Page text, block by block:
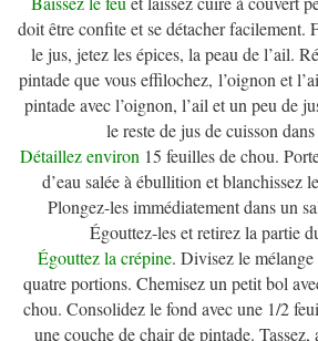
doit être confite et se détacher facilement.
le jus, jetez les épices, la peau de l’ail.
pintade que vous effilochez, l’oignon et
pintade avec l’oignon, l’ail et un peu de
le reste de jus de cuisson
Détaillez environ 15 feuilles de chou.
d’eau salée à ébullition et blanchissez
Plongez-les immédiatement dans un
Égouttez-les et retirez la partie
Égouttez la crépine. Divisez le
quatre portions. Chemisez un petit bol
chou. Consolidez le fond avec une 1/2
une couche de chair de pintade.